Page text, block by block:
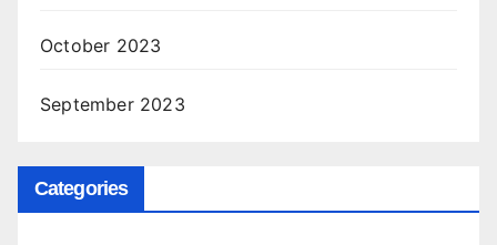
October 2023
September 2023
Categories